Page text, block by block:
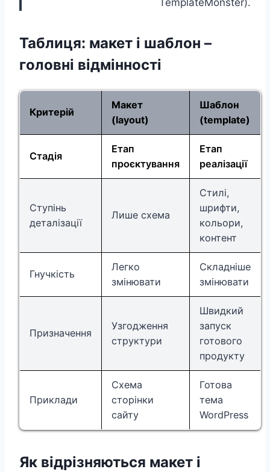
TemplateMonster).
Таблиця: макет і шаблон –
головні відмінності
Критерій
Макет
(layout)
Шаблон
(template)
Стадія
Етап
проєктування
Етап
реалізації
Ступінь
деталізації
Лише схема
Стилі,
шрифти,
кольори,
контент
Гнучкість
Легко
змінювати
Складніше
змінювати
Призначення
Узгодження
структури
Швидкий
запуск
готового
продукту
Приклади
Схема
сторінки
сайту
Готова
тема
WordPress
Як відрізняються макет і